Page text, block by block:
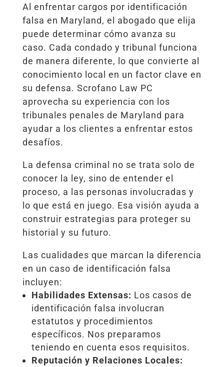
Al enfrentar cargos por identificación
falsa en Maryland, el abogado que elija
puede determinar cómo avanza su
caso. Cada condado y tribunal funciona
de manera diferente, lo que convierte al
conocimiento local en un factor clave en
su defensa. Scrofano Law PC
aprovecha su experiencia con los
tribunales penales de Maryland para
ayudar a los clientes a enfrentar estos
desafíos.
La defensa criminal no se trata solo de
conocer la ley, sino de entender el
proceso, a las personas involucradas y
lo que está en juego. Esa visión ayuda a
construir estrategias para proteger su
historial y su futuro.
Las cualidades que marcan la diferencia
en un caso de identificación falsa
incluyen:
Habilidades Extensas: Los casos de
identificación falsa involucran
estatutos y procedimientos
específicos. Nos preparamos
teniendo en cuenta esos requisitos.
Reputación y Relaciones Locales: